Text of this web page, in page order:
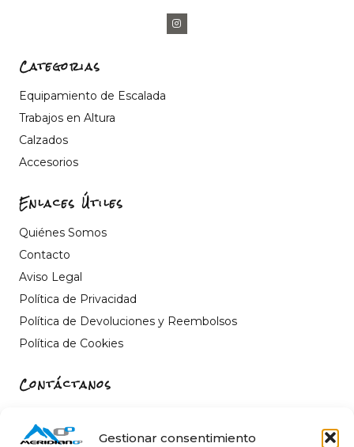
Gestionar consentimiento
Categorias
Equipamiento de Escalada
Trabajos en Altura
Calzados
Accesorios
Enlaces Útiles
Quiénes Somos
Contacto
Aviso Legal
Política de Privacidad
Política de Devoluciones y Reembolsos
Política de Cookies
Contáctanos
Castelló